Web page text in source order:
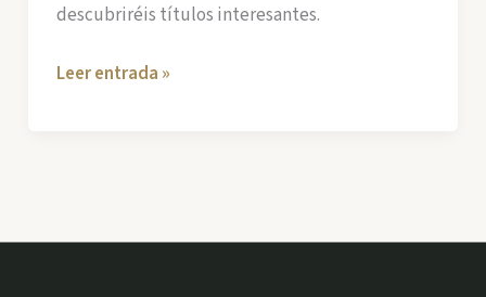
descubriréis títulos interesantes.
¡Nace
Leer entrada »